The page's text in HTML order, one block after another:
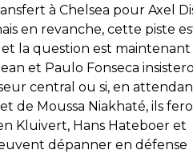
à Chelsea pour Axel
en revanche, cette piste
la question est maintenant
et Paulo Fonseca
central ou si, en
de Moussa Niakhaté, ils
Kluivert, Hans Hateboer et
dépanner en défense